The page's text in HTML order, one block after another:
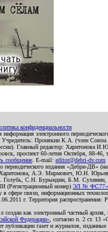
конфиденциальности
информация электронного
Пронякин К.А. (член Союза
Главный редактор: Харитонова
проспект 60-летия Октября, 88-46,
сообщение . E-mail: editor@debri-dv.com
периодического издания «Дебри-ДВ»
А.Э. Мирмович, Ю.Н.
С.Н. Бурындин, Б.М. Сухинин,
(Регистрационный номер) ЭЛ № ФС77-
в сфере связи, информационных
г. Территория распространения:
как электронный частный архив,
Федерации» , согласно п. 2 ст. 13
публикации газет и журналов, изданные